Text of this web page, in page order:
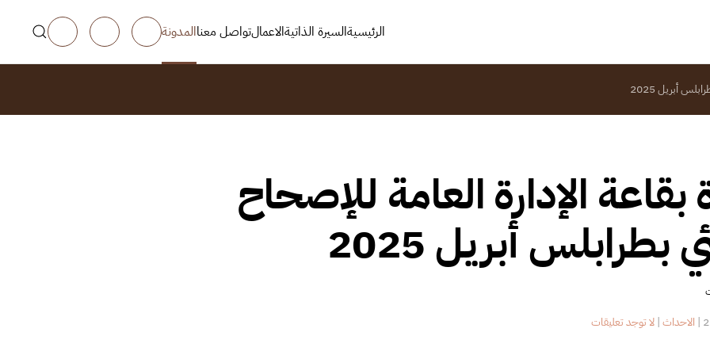
الرئيسيةالسيرة الذاتيةالاعمالتواصل معناالمدونة
أبريل 2025
بقاعة الإدارة العامة للإصحاح
بطرابلس أبريل 2025
| الاحداث|لا توجد تعليقاتعلى